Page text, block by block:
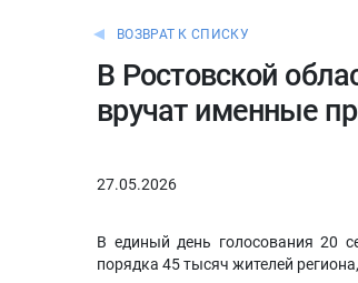
ВОЗВРАТ К СПИСКУ
В Ростовской
вручат именные
27.05.2026
В единый день голосования 20
порядка 45 тысяч жителей